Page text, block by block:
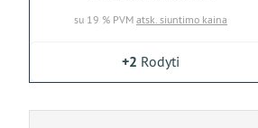
su 19 % PVM atsk. siuntimo kaina
+2 Rodyti